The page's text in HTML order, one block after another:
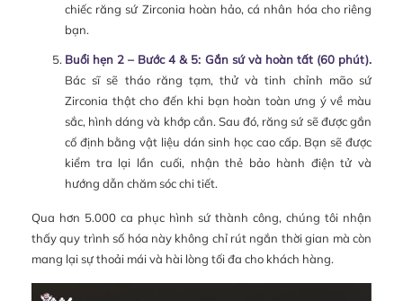
chiếc răng sứ Zirconia hoàn hảo, cá nhân hóa cho riêng
bạn.
Buổi hẹn 2 – Bước 4 & 5: Gắn sứ và hoàn tất (60 phút).
Bác sĩ sẽ tháo răng tạm, thử và tinh chỉnh mão sứ
Zirconia thật cho đến khi bạn hoàn toàn ưng ý về màu
sắc, hình dáng và khớp cắn. Sau đó, răng sứ sẽ được gắn
cố định bằng vật liệu dán sinh học cao cấp. Bạn sẽ được
kiểm tra lại lần cuối, nhận thẻ bảo hành điện tử và
hướng dẫn chăm sóc chi tiết.
Qua hơn 5.000 ca phục hình sứ thành công, chúng tôi nhận
thấy quy trình số hóa này không chỉ rút ngắn thời gian mà còn
mang lại sự thoải mái và hài lòng tối đa cho khách hàng.